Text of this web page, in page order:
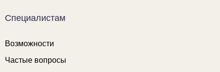
Специалистам
Возможности
Частые вопросы